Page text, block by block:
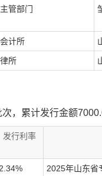
主管部门
会计所
律所
，累计发行金额
发行利率
2.34% 2025年山东省